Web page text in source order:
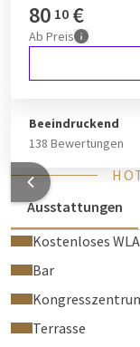
80 10 €
Ab Preis
Beeindruckend
138 Bewertungen
Ausstattungen
Kostenloses
Bar
Terrasse